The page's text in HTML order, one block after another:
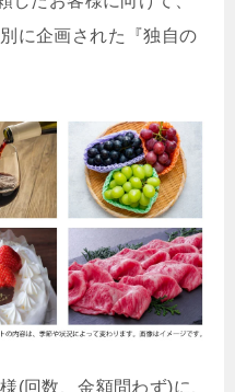
に企画された『独自の
(回数、金額問わず)に、